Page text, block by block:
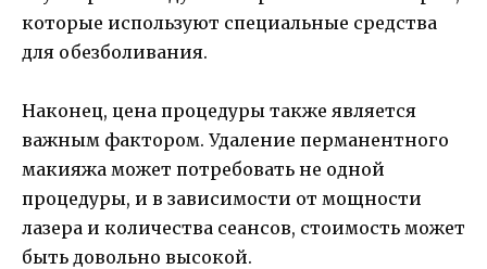
которые используют специальные средства
для обезболивания.
Наконец, цена процедуры также является
важным фактором. Удаление перманентного
макияжа может потребовать не одной
процедуры, и в зависимости от мощности
лазера и количества сеансов, стоимость может
быть довольно высокой.